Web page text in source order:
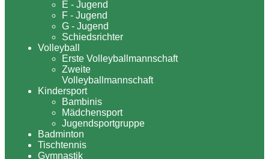
E - Jugend
F - Jugend
G - Jugend
Schiedsrichter
Volleyball
Erste Volleyballmannschaft
Zweite
Volleyballmannschaft
Kindersport
Bambinis
Mädchensport
Jugendsportgruppe
Badminton
Tischtennis
Gymnastik